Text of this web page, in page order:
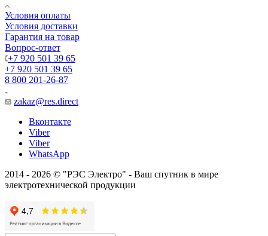
Условия оплаты
Условия доставки
Гарантия на товар
Вопрос-ответ
+7 920 501 39 65
+7 920 501 39 65
8 800 201-26-87
zakaz@res.direct
Вконтакте
Viber
Viber
WhatsApp
2014 - 2026 © "РЭС Электро" - Ваш спутник в мире
электротехнической продукции